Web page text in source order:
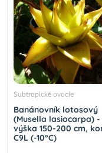
Subtropické ovocie
Banánovník lotosový
(Musella lasiocarpa) -
výška 150-200 cm,
C9L (-10°C)